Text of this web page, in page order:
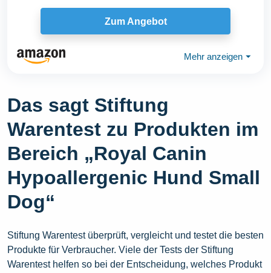
Zum Angebot
Mehr anzeigen ⏷
Das sagt Stiftung
Warentest zu Produkten im
Bereich „Royal Canin
Hypoallergenic Hund Small
Dog“
Stiftung Warentest überprüft, vergleicht und testet die besten
Produkte für Verbraucher. Viele der Tests der Stiftung
Warentest helfen so bei der Entscheidung, welches Produkt